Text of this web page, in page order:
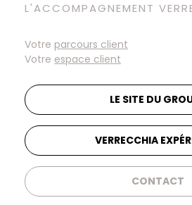
L'ACCOMPAGNEMENT
Votre parcours client
Votre espace client
LE SITE DU
VERRECCHIA
CONTACT